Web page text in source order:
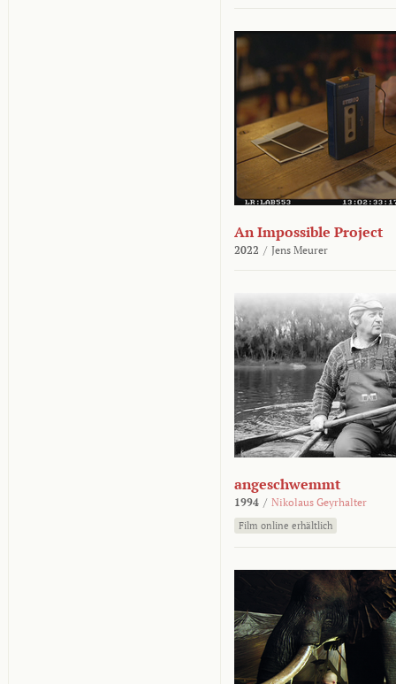
An Impossible Project
2022 / Jens Meurer
angeschwemmt
1994 / Nikolaus Geyrhalter
Film online erhältlich